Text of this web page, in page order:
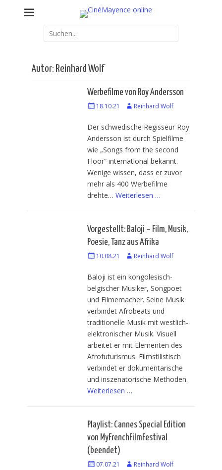
Kommunales Kino Mainz – online erweitert
Suche
nach:
Autor: Reinhard Wolf
Werbefilme von Roy Andersson
Veröffentlicht
18.10.21 AutorReinhard Wolf
Der schwedische Regisseur Roy
Andersson ist durch Spielfilme
wie „Songs from the second
Floor“ internatlonal bekannt.
Wenige wissen, dass er zuvor
mehr als 400 Werbefilme
drehte…Weiterlesen …
Vorgestellt: Baloji – Film, Musik,
Poesie, Tanz aus Afrika
Veröffentlicht
10.08.21 AutorReinhard Wolf
Baloji ist ein kongolesisch-
belgischer Musiker, Songpoet
und Filmemacher. Seine Musik
verbindet Afrobeats und
traditionelle Musik mit westlich-
elektronischer Musik. Visuell
arbeitet er mit Elementen des
Afrofuturismus. Filmstilistisch
verbindet er dokumentarische
und inszenatorische Methoden.
Weiterlesen …
Playlist: Cannes Special Edition
von MyFrenchFilmFestival
(beendet)
Veröffentlicht
07.07.21 AutorReinhard Wolf